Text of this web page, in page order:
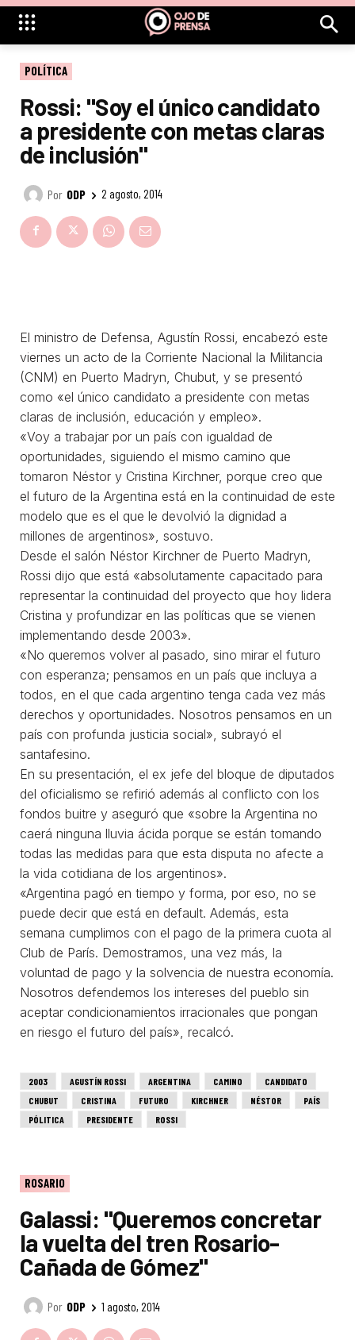
POLÍTICA
Rossi: "Soy el único candidato
a presidente con metas claras
de inclusión"
Por ODP 2 agosto, 2014
El ministro de Defensa, Agustín Rossi, encabezó este
viernes un acto de la Corriente Nacional la Militancia
(CNM) en Puerto Madryn, Chubut, y se presentó
como «el único candidato a presidente con metas
claras de inclusión, educación y empleo».
«Voy a trabajar por un país con igualdad de
oportunidades, siguiendo el mismo camino que
tomaron Néstor y Cristina Kirchner, porque creo que
el futuro de la Argentina está en la continuidad de este
modelo que es el que le devolvió la dignidad a
millones de argentinos», sostuvo.
Desde el salón Néstor Kirchner de Puerto Madryn,
Rossi dijo que está «absolutamente capacitado para
representar la continuidad del proyecto que hoy lidera
Cristina y profundizar en las políticas que se vienen
implementando desde 2003».
«No queremos volver al pasado, sino mirar el futuro
con esperanza; pensamos en un país que incluya a
todos, en el que cada argentino tenga cada vez más
derechos y oportunidades. Nosotros pensamos en un
país con profunda justicia social», subrayó el
santafesino.
En su presentación, el ex jefe del bloque de diputados
del oficialismo se refirió además al conflicto con los
fondos buitre y aseguró que «sobre la Argentina no
caerá ninguna lluvia ácida porque se están tomando
todas las medidas para que esta disputa no afecte a
la vida cotidiana de los argentinos».
«Argentina pagó en tiempo y forma, por eso, no se
puede decir que está en default. Además, esta
semana cumplimos con el pago de la primera cuota al
Club de París. Demostramos, una vez más, la
voluntad de pago y la solvencia de nuestra economía.
Nosotros defendemos los intereses del pueblo sin
aceptar condicionamientos irracionales que pongan
en riesgo el futuro del país», recalcó.
2003 AGUSTÍN ROSSI ARGENTINA CAMINO
CANDIDATO
CHUBUT
CRISTINA FUTURO KIRCHNER NÉSTOR
PAÍS
PÓLITICA
PRESIDENTE ROSSI